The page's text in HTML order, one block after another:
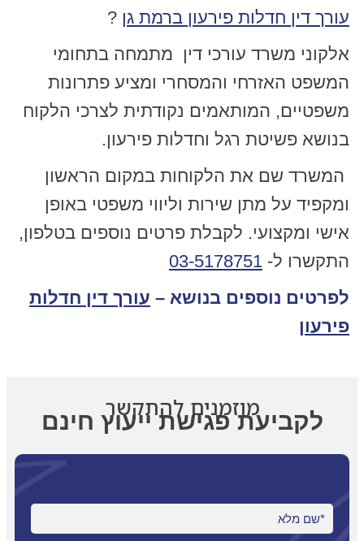
עורך דין חדלות פירעון ברמת גן ?
אלקוני משרד עורכי דין מתמחה בתחומי
המשפט האזרחי והמסחרי ומציע פתרונות
משפטיים, המותאמים נקודתית לצרכי הלקוח
בנושא פשיטת רגל וחדלות פירעון.
המשרד שם את הלקוחות במקום הראשון
ומקפיד על מתן שירות וליווי משפטי באופן
אישי ומקצועי. לקבלת פרטים נוספים בטלפון,
התקשרו ל- 03-5178751
לפרטים נוספים בנושא – עורך דין חדלות
פירעון
מוזמנים להתקשר
לקביעת פגישת ייעוץ חינם